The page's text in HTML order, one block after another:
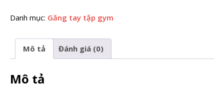
Danh mục: Găng tay tập gym
Mô tả Đánh giá (0)
Mô tả